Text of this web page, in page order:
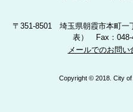
〒351-8501 埼玉県朝霞市本町一
表） Fax：048-
メールでのお問い
Copyright © 2018. City of